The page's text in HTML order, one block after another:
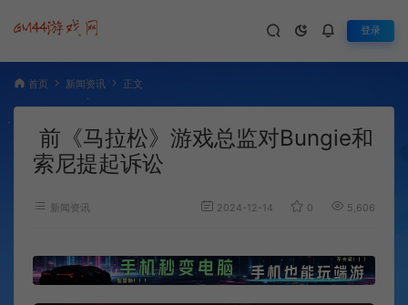
登录
首页 新闻资讯 正文
前《马拉松》游戏总监对Bungie和
索尼提起诉讼
新闻资讯 2024-12-14 0 5,606